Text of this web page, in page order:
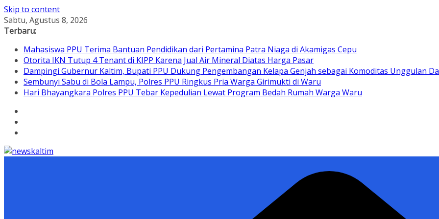
Skip to content
Sabtu, Agustus 8, 2026
Terbaru:
Mahasiswa PPU Terima Bantuan Pendidikan dari Pertamina Patra Niaga di Akamigas Cepu
Otorita IKN Tutup 4 Tenant di KIPP Karena Jual Air Mineral Diatas Harga Pasar
Dampingi Gubernur Kaltim, Bupati PPU Dukung Pengembangan Kelapa Genjah sebagai Komoditas Unggulan
Sembunyi Sabu di Bola Lampu, Polres PPU Ringkus Pria Warga Girimukti di Waru
Hari Bhayangkara Polres PPU Tebar Kepedulian Lewat Program Bedah Rumah Warga Waru